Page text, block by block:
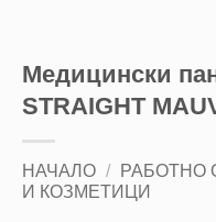
Медицински
STRAIGHT
НАЧАЛО / РАБОТНО
И КОЗМЕТИЦИ